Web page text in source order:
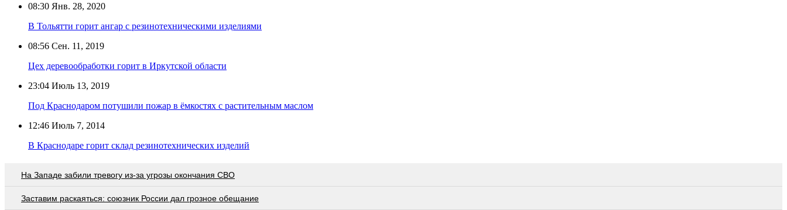
08:30 Янв. 28, 2020
В Тольятти горит ангар с резинотехническими изделиями
08:56 Сен. 11, 2019
Цех деревообработки горит в Иркутской области
23:04 Июль 13, 2019
Под Краснодаром потушили пожар в ёмкостях с растительным маслом
12:46 Июль 7, 2014
В Краснодаре горит склад резинотехнических изделий
На Западе забили тревогу из-за угрозы окончания СВО
Заставим раскаяться: союзник России дал грозное обещание